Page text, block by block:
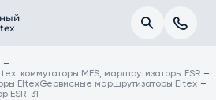
коммутаторы MES, маршрутизаторы ESR
EltexСервисные маршрутизаторы Eltex
ESR-31